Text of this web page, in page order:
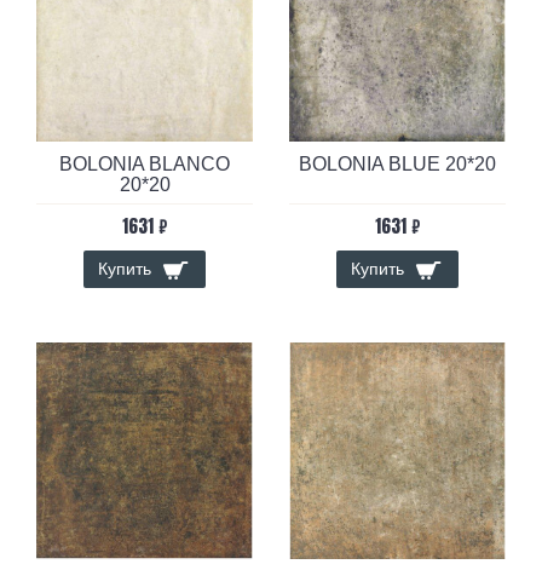
BOLONIA BLANCO
20*20
1631 ₽
Купить
BOLONIA BLUE 20*20
1631 ₽
Купить